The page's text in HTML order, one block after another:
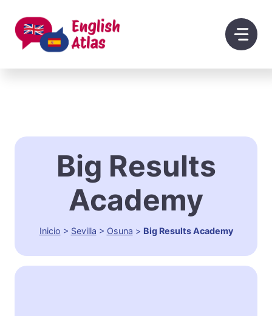
contenido
Big Results
Academy
Inicio > Sevilla > Osuna > Big Results Academy